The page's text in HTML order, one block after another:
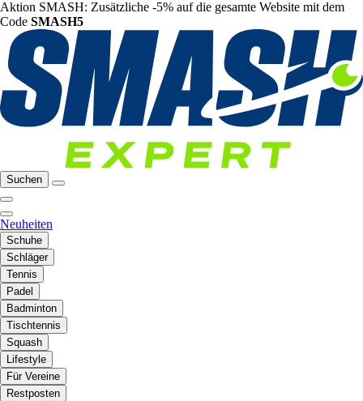
Aktion SMASH: Zusätzliche -5% auf die gesamte Website mit dem
Code SMASH5
Suchen
Neuheiten
Schuhe
Schläger
Tennis
Padel
Badminton
Tischtennis
Squash
Lifestyle
Für Vereine
Restposten